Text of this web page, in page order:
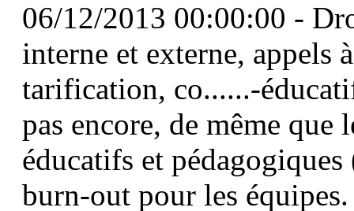
06/12/2013 00:00:00 -
interne et externe, appels
tarification, co......-
pas encore, de même que
éducatifs et
burn-out pour les